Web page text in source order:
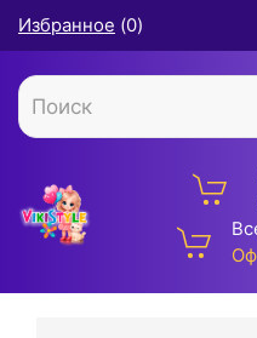
Избранное (0)